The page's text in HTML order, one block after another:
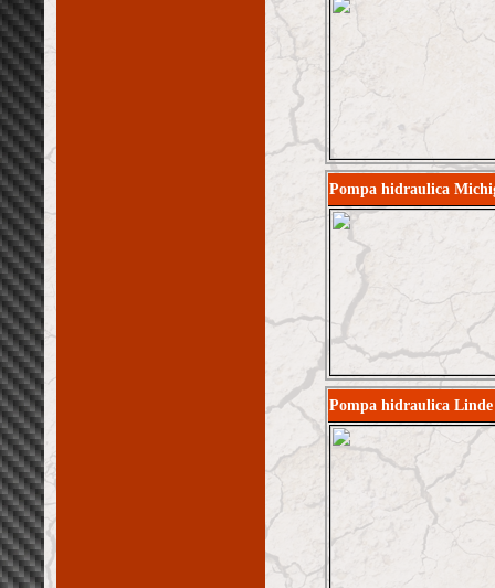
Pompa hidraulica
Pompa hidraulica Linde